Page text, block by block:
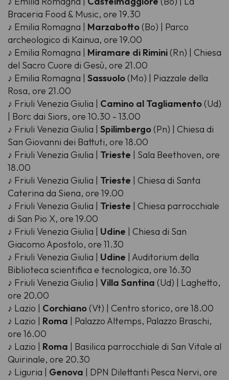
Braceria Food & Music, ore 19.30
♪ Emilia Romagna | Marzabotto(Bo) | Parco
archeologico di Kainua, ore 19.00
♪ Emilia Romagna | Miramare di Rimini(Rn) | Chiesa
del Sacro Cuore di Gesù, ore 21.00
♪ Emilia Romagna | Sassuolo(Mo) | Piazzale della
Rosa, ore 21.00
♪ Friuli Venezia Giulia | Camino al Tagliamento(Ud)
| Borc dai Siors, ore 10.30 - 13.00
♪ Friuli Venezia Giulia | Spilimbergo(Pn) | Chiesa di
San Giovanni dei Battuti, ore 18.00
♪ Friuli Venezia Giulia | Trieste | Sala Beethoven, ore
18.00
♪ Friuli Venezia Giulia | Trieste | Chiesa di Santa
Caterina da Siena, ore 19.00
♪ Friuli Venezia Giulia | Trieste | Chiesa parrocchiale
di San Pio X, ore 19.00
♪ Friuli Venezia Giulia | Udine | Chiesa di San
Giacomo Apostolo, ore 11.30
♪ Friuli Venezia Giulia | Udine | Auditorium della
Biblioteca scientifica e tecnologica, ore 16.30
♪ Friuli Venezia Giulia | Villa Santina (Ud) | Laghetto,
ore 20.00
♪ Lazio | Corchiano(Vt) | Centro storico, ore 18.00
♪ Lazio | Roma | Palazzo Altemps, Palazzo Braschi,
ore 16.00
♪ Lazio | Roma | Basilica parrocchiale di San Vitale al
Quirinale, ore 20.30
♪ Liguria | Genova | DPN Dilettanti Pesca Nervi, ore